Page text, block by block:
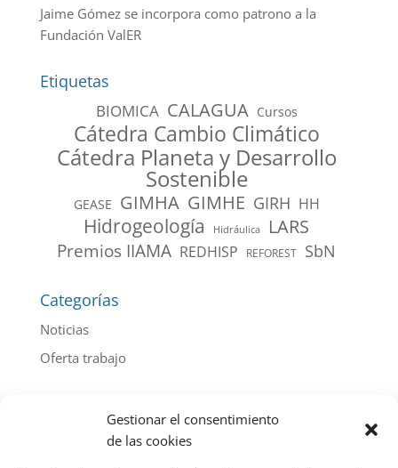
Gestionar el consentimiento
de las cookies
Jaime Gómez se incorpora como patrono a la
Fundación ValER
Etiquetas
BIOMICA CALAGUA Cursos
Cátedra Cambio Climático
Cátedra Planeta y Desarrollo
Sostenible
GEASE GIMHA GIMHE GIRH HH
Hidrogeología Hidráulica
LARS
Premios IIAMA REDHISP REFOREST SbN
Categorías
Noticias
Oferta trabajo